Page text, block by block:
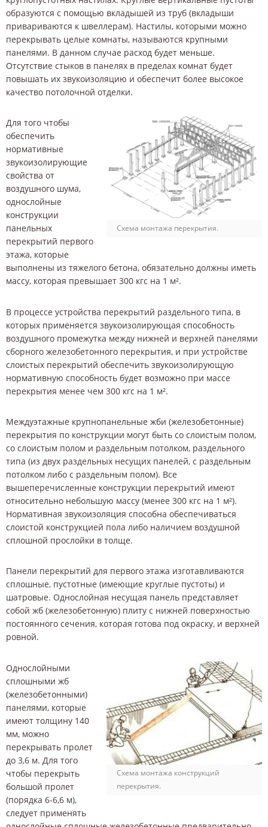
образуются с помощью вкладышей из труб (вкладыши
привариваются к швеллерам). Настилы, которыми можно
перекрывать целые комнаты, называются крупными
панелями. В данном случае расход будет меньше.
Отсутствие стыков в панелях в пределах комнат будет
повышать их звукоизоляцию и обеспечит более высокое
качество потолочной отделки.
Схема монтажа перекрытия.
Для того чтобы
обеспечить
нормативные
звукоизолирующие
свойства от
воздушного шума,
однослойные
конструкции
панельных
перекрытий первого
этажа, которые
выполнены из тяжелого бетона, обязательно должны иметь
массу, которая превышает 300 кгс на 1 м².
В процессе устройства перекрытий раздельного типа, в
которых применяется звукоизолирующая способность
воздушного промежутка между нижней и верхней панелями
сборного железобетонного перекрытия, и при устройстве
слоистых перекрытий обеспечить звукоизолирующую
нормативную способность будет возможно при массе
перекрытия менее чем 300 кгс на 1 м².
Междуэтажные крупнопанельные жби (железобетонные)
перекрытия по конструкции могут быть со слоистым полом,
со слоистым полом и раздельным потолком, раздельного
типа (из двух раздельных несущих панелей, с раздельным
потолком либо с раздельным полом). Все
вышеперечисленные конструкции перекрытий имеют
относительно небольшую массу (менее 300 кгс на 1 м²).
Нормативная звукоизоляция способна обеспечиваться
слоистой конструкцией пола либо наличием воздушной
сплошной прослойки в толще.
Панели перекрытий для первого этажа изготавливаются
сплошные, пустотные (имеющие круглые пустоты) и
шатровые. Однослойная несущая панель представляет
собой жб (железобетонную) плиту с нижней поверхностью
постоянного сечения, которая готова под окраску, и верхней
ровной.
Схема монтажа конструкций
перекрытия.
Однослойными
сплошными жб
(железобетонными)
панелями, которые
имеют толщину 140
мм, можно
перекрывать пролет
до 3,6 м. Для того
чтобы перекрыть
большой пролет
(порядка 6-6,6 м),
следует применять